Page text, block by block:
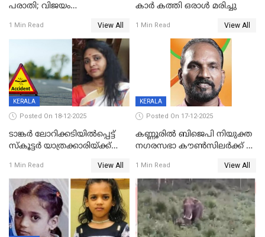
പരാതി; വിജയം
വാർഡിലെ എൽഡിഎഫ്
സ്ഥാനാർത്ഥി
1 Min Read View All
കാർ കത്തി ഒരാൾ മരിച്ചു
1 Min Read View All
KERALA
Posted On 18-12-2025
ടാങ്കർ ലോറിക്കടിയിൽപ്പെട്ട്
സ്കൂട്ടർ യാത്രക്കാരിയ്ക്ക്
കണ്ടോത്ത് ദേശീയ പാതയിൽ
1 Min Read View All
KERALA
Posted On 17-12-2025
കണ്ണൂരിൽ ബിജെപി നിയുക്ത
നഗരസഭാ കൗൺസിലർക്ക് 36
1 Min Read View All